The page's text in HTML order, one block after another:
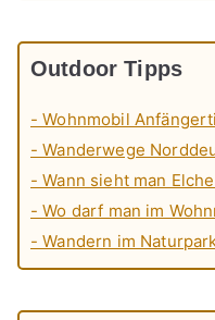
Outdoor Tipps
- Wohnmobil
- Wanderwege
- Wann sieht man
- Wo darf man im
- Wandern im